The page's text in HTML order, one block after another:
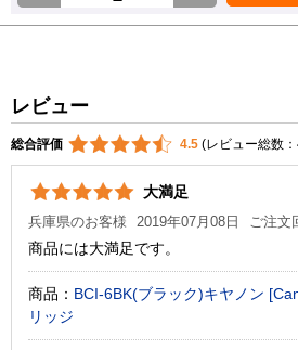
レビュー
総合評価 4.5 (レビュー総数
大満足
兵庫県のお客様 2019年07月08日 ご注文
商品には大満足です。
商品： BCI-6BK(ブラック)キヤノン
リッジ